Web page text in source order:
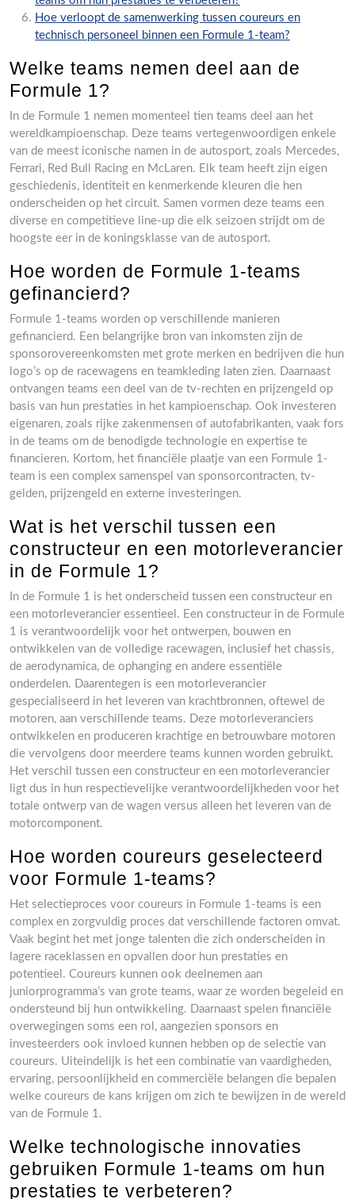
Hoe verloopt de samenwerking tussen coureurs en
technisch personeel binnen een Formule 1-team?
Welke teams nemen deel aan de
Formule 1?
In de Formule 1 nemen momenteel tien teams deel aan het
wereldkampioenschap. Deze teams vertegenwoordigen enkele
van de meest iconische namen in de autosport, zoals Mercedes,
Ferrari, Red Bull Racing en McLaren. Elk team heeft zijn eigen
geschiedenis, identiteit en kenmerkende kleuren die hen
onderscheiden op het circuit. Samen vormen deze teams een
diverse en competitieve line-up die elk seizoen strijdt om de
hoogste eer in de koningsklasse van de autosport.
Hoe worden de Formule 1-teams
gefinancierd?
Formule 1-teams worden op verschillende manieren
gefinancierd. Een belangrijke bron van inkomsten zijn de
sponsorovereenkomsten met grote merken en bedrijven die hun
logo’s op de racewagens en teamkleding laten zien. Daarnaast
ontvangen teams een deel van de tv-rechten en prijzengeld op
basis van hun prestaties in het kampioenschap. Ook investeren
eigenaren, zoals rijke zakenmensen of autofabrikanten, vaak fors
in de teams om de benodigde technologie en expertise te
financieren. Kortom, het financiële plaatje van een Formule 1-
team is een complex samenspel van sponsorcontracten, tv-
gelden, prijzengeld en externe investeringen.
Wat is het verschil tussen een
constructeur en een motorleverancier
in de Formule 1?
In de Formule 1 is het onderscheid tussen een constructeur en
een motorleverancier essentieel. Een constructeur in de Formule
1 is verantwoordelijk voor het ontwerpen, bouwen en
ontwikkelen van de volledige racewagen, inclusief het chassis,
de aerodynamica, de ophanging en andere essentiële
onderdelen. Daarentegen is een motorleverancier
gespecialiseerd in het leveren van krachtbronnen, oftewel de
motoren, aan verschillende teams. Deze motorleveranciers
ontwikkelen en produceren krachtige en betrouwbare motoren
die vervolgens door meerdere teams kunnen worden gebruikt.
Het verschil tussen een constructeur en een motorleverancier
ligt dus in hun respectievelijke verantwoordelijkheden voor het
totale ontwerp van de wagen versus alleen het leveren van de
motorcomponent.
Hoe worden coureurs geselecteerd
voor Formule 1-teams?
Het selectieproces voor coureurs in Formule 1-teams is een
complex en zorgvuldig proces dat verschillende factoren omvat.
Vaak begint het met jonge talenten die zich onderscheiden in
lagere raceklassen en opvallen door hun prestaties en
potentieel. Coureurs kunnen ook deelnemen aan
juniorprogramma’s van grote teams, waar ze worden begeleid en
ondersteund bij hun ontwikkeling. Daarnaast spelen financiële
overwegingen soms een rol, aangezien sponsors en
investeerders ook invloed kunnen hebben op de selectie van
coureurs. Uiteindelijk is het een combinatie van vaardigheden,
ervaring, persoonlijkheid en commerciële belangen die bepalen
welke coureurs de kans krijgen om zich te bewijzen in de wereld
van de Formule 1.
Welke technologische innovaties
gebruiken Formule 1-teams om hun
prestaties te verbeteren?